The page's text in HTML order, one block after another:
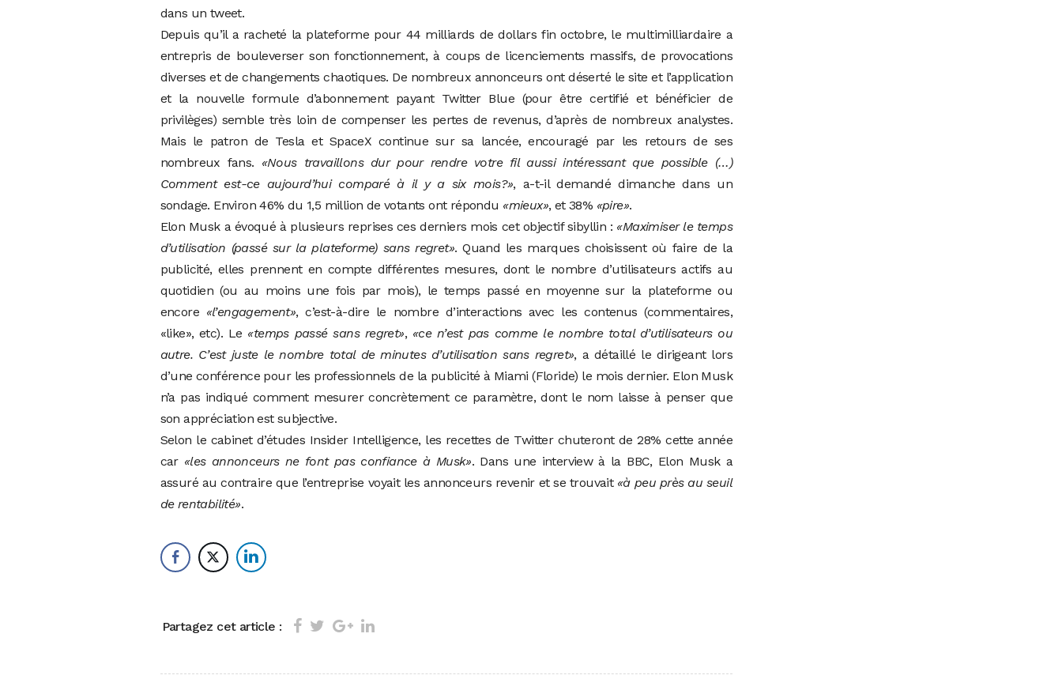
dans un tweet.
Depuis qu’il a racheté la plateforme pour 44 milliards de dollars fin octobre, le multimilliardaire a
entrepris de bouleverser son fonctionnement, à coups de licenciements massifs, de provocations
diverses et de changements chaotiques. De nombreux annonceurs ont déserté le site et l’application
et la nouvelle formule d’abonnement payant Twitter Blue (pour être certifié et bénéficier de
privilèges) semble très loin de compenser les pertes de revenus, d’après de nombreux analystes.
Mais le patron de Tesla et SpaceX continue sur sa lancée, encouragé par les retours de ses
nombreux fans. «Nous travaillons dur pour rendre votre fil aussi intéressant que possible (…)
Comment est-ce aujourd’hui comparé à il y a six mois?», a-t-il demandé dimanche dans un
sondage. Environ 46% du 1,5 million de votants ont répondu «mieux», et 38% «pire».
Elon Musk a évoqué à plusieurs reprises ces derniers mois cet objectif sibyllin : «Maximiser le temps
d’utilisation (passé sur la plateforme) sans regret». Quand les marques choisissent où faire de la
publicité, elles prennent en compte différentes mesures, dont le nombre d’utilisateurs actifs au
quotidien (ou au moins une fois par mois), le temps passé en moyenne sur la plateforme ou
encore «l’engagement», c’est-à-dire le nombre d’interactions avec les contenus (commentaires,
«like», etc). Le «temps passé sans regret», «ce n’est pas comme le nombre total d’utilisateurs ou
autre. C’est juste le nombre total de minutes d’utilisation sans regret», a détaillé le dirigeant lors
d’une conférence pour les professionnels de la publicité à Miami (Floride) le mois dernier. Elon Musk
n’a pas indiqué comment mesurer concrètement ce paramètre, dont le nom laisse à penser que
son appréciation est subjective.
Selon le cabinet d’études Insider Intelligence, les recettes de Twitter chuteront de 28% cette année
car«les annonceurs ne font pas confiance à Musk». Dans une interview à la BBC, Elon Musk a
assuré au contraire que l’entreprise voyait les annonceurs revenir et se trouvait«à peu près au seuil
de rentabilité».
Partagez cet article :